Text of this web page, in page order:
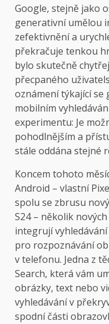
Google, stejně jako
generativní umělou
zefektivnění a
překračuje tenkou
bylo skutečně
přecpaného
oznámení týkající se
mobilním
experimentu: Je
pohodlnějším a
stále oddána stejné
Koncem tohoto
Android – vlastní
spolu se zbrusu
S24 – několik
integrují
pro rozpoznávání
v telefonu. Jedna z
Search, která vám
obrázky, text nebo
vyhledávání v
spodní části